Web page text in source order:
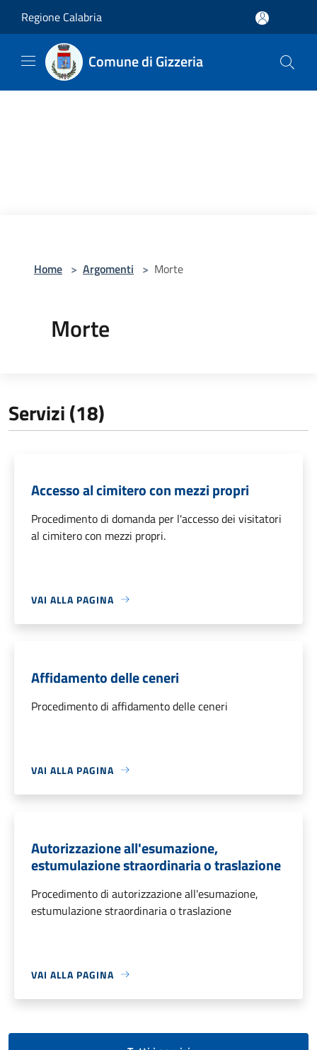
Regione Calabria
Comune di Gizzeria
Home > Argomenti > Morte
Morte
Servizi (18)
Accesso al cimitero con mezzi propri
Procedimento di domanda per l'accesso dei visitatori
al cimitero con mezzi propri.
VAI ALLA PAGINA
Affidamento delle ceneri
Procedimento di affidamento delle ceneri
VAI ALLA PAGINA
Autorizzazione all'esumazione,
estumulazione straordinaria o traslazione
Procedimento di autorizzazione all'esumazione,
estumulazione straordinaria o traslazione
VAI ALLA PAGINA